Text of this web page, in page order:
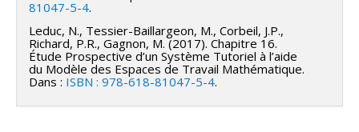
81047-5-4.
Leduc, N., Tessier-Baillargeon, M., Corbeil, J.P.,
Richard, P.R., Gagnon, M. (2017). Chapitre 16.
Étude Prospective d’un Système Tutoriel à l’aide
du Modèle des Espaces de Travail Mathématique.
Dans : ISBN : 978-618-81047-5-4.